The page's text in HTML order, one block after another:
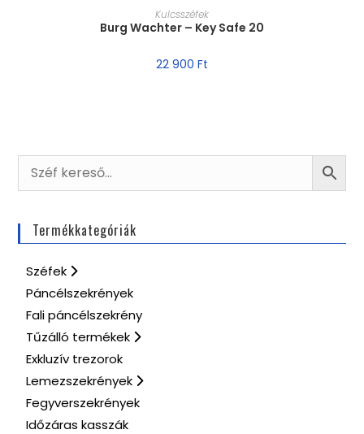
MÉRET VÁLASZTÁSA
Kulcsszéfek
Burg Wachter – Key Safe 20
22 900 Ft
Termékkategóriák
Széfek
Páncélszekrények
Fali páncélszekrény
Tűzálló termékek
Exkluzív trezorok
Lemezszekrények
Fegyverszekrények
Időzáras kasszák